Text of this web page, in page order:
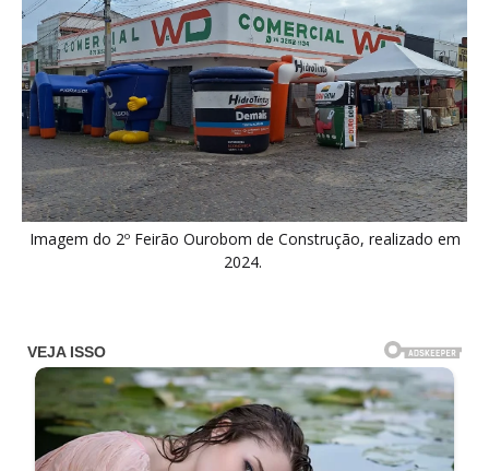
Imagem do 2º Feirão Ourobom de Construção, realizado em
2024.